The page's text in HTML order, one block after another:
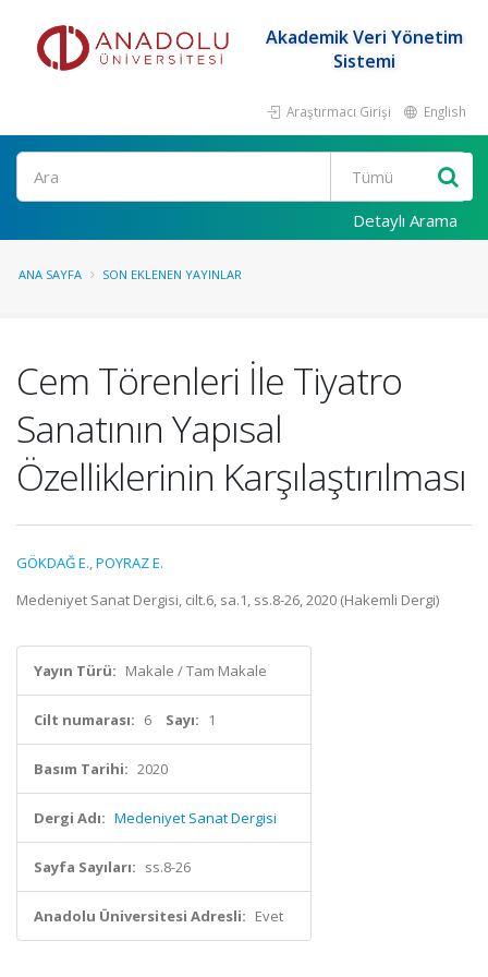
Akademik Veri Yönetim
Sistemi
Araştırmacı Girişi English
Ara
Detaylı Arama
ANA SAYFA SON EKLENEN YAYINLAR
Cem Törenleri İle Tiyatro
Sanatının Yapısal
Özelliklerinin Karşılaştırılması
GÖKDAĞ E.,POYRAZ E.
Medeniyet Sanat Dergisi, cilt.6, sa.1, ss.8-26, 2020 (Hakemli Dergi)
Yayın Türü: Makale / Tam Makale
Cilt numarası: 6 Sayı: 1
Basım Tarihi: 2020
Dergi Adı: Medeniyet Sanat Dergisi
Sayfa Sayıları: ss.8-26
Anadolu Üniversitesi Adresli: Evet